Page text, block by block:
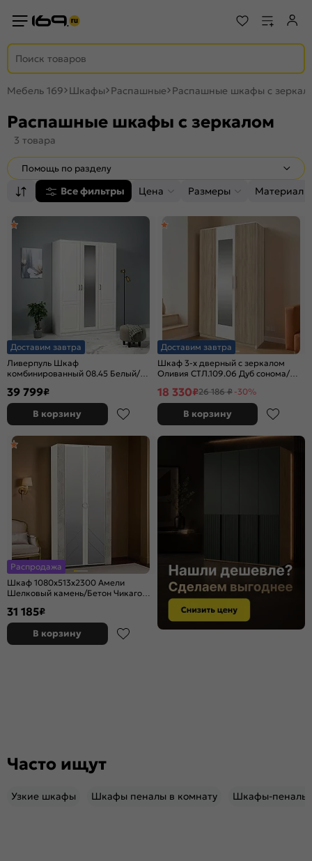
Мебель 169 Шкафы Распашные Распашные шкафы с
Распашные шкафы с зеркалом
3 товара
Помощь по разделу
Все фильтры Цена Размеры Материал
Доставим завтра
Ливерпуль Шкаф
комбинированный 08.45 Белый/
39 799₽
В корзину
Доставим завтра
Шкаф 3-х дверный с зеркалом
Оливия СТЛ.109.06 Дуб сонома/
18 330₽26 186 ₽ -30%
В корзину
Распродажа
Шкаф 1080x513x2300 Амели
Шелковый камень/Бетон Чикаго
31 185₽
В корзину
Часто ищут
Узкие шкафы Шкафы пеналы в комнату Шкафы-пеналы